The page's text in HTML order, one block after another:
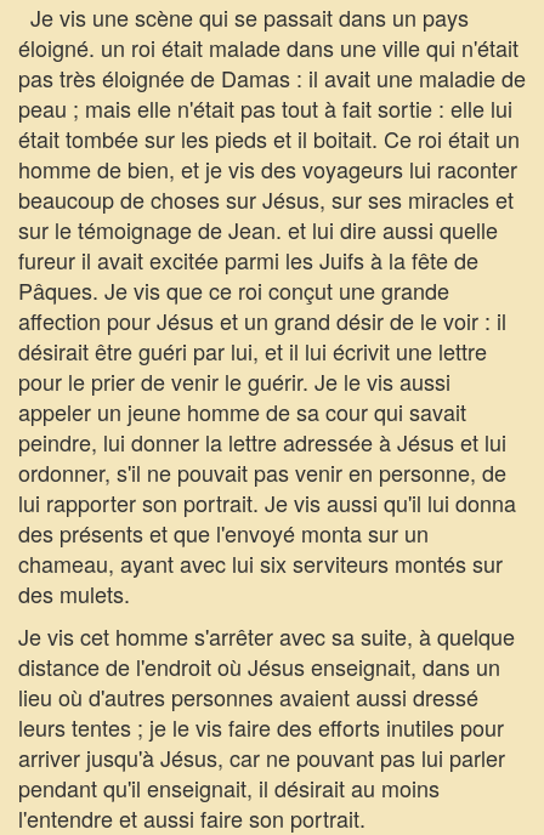
Je vis une scène qui se passait dans un pays
éloigné. un roi était malade dans une ville qui n'était
pas très éloignée de Damas : il avait une maladie de
peau ; mais elle n'était pas tout à fait sortie : elle lui
était tombée sur les pieds et il boitait. Ce roi était un
homme de bien, et je vis des voyageurs lui raconter
beaucoup de choses sur Jésus, sur ses miracles et
sur le témoignage de Jean. et lui dire aussi quelle
fureur il avait excitée parmi les Juifs à la fête de
Pâques. Je vis que ce roi conçut une grande
affection pour Jésus et un grand désir de le voir : il
désirait être guéri par lui, et il lui écrivit une lettre
pour le prier de venir le guérir. Je le vis aussi
appeler un jeune homme de sa cour qui savait
peindre, lui donner la lettre adressée à Jésus et lui
ordonner, s'il ne pouvait pas venir en personne, de
lui rapporter son portrait. Je vis aussi qu'il lui donna
des présents et que l'envoyé monta sur un
chameau, ayant avec lui six serviteurs montés sur
des mulets.
Je vis cet homme s'arrêter avec sa suite, à quelque
distance de l'endroit où Jésus enseignait, dans un
lieu où d'autres personnes avaient aussi dressé
leurs tentes ; je le vis faire des efforts inutiles pour
arriver jusqu'à Jésus, car ne pouvant pas lui parler
pendant qu'il enseignait, il désirait au moins
l'entendre et aussi faire son portrait.